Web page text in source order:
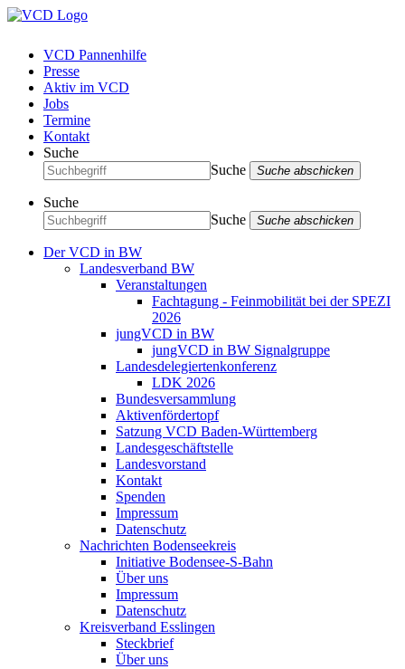
VCD Pannenhilfe
Presse
Aktiv im VCD
Jobs
Termine
Kontakt
Suche
Suche
Suche abschicken
Suche
Suche
Suche abschicken
Der VCD in BW
Landesverband BW
Veranstaltungen
Fachtagung - Feinmobilität bei der SPEZI
2026
jungVCD in BW
jungVCD in BW Signalgruppe
Landesdelegiertenkonferenz
LDK 2026
Bundesversammlung
Aktivenfördertopf
Satzung VCD Baden-Württemberg
Landesgeschäftstelle
Landesvorstand
Kontakt
Spenden
Impressum
Datenschutz
Nachrichten Bodenseekreis
Initiative Bodensee-S-Bahn
Über uns
Impressum
Datenschutz
Kreisverband Esslingen
Steckbrief
Über uns